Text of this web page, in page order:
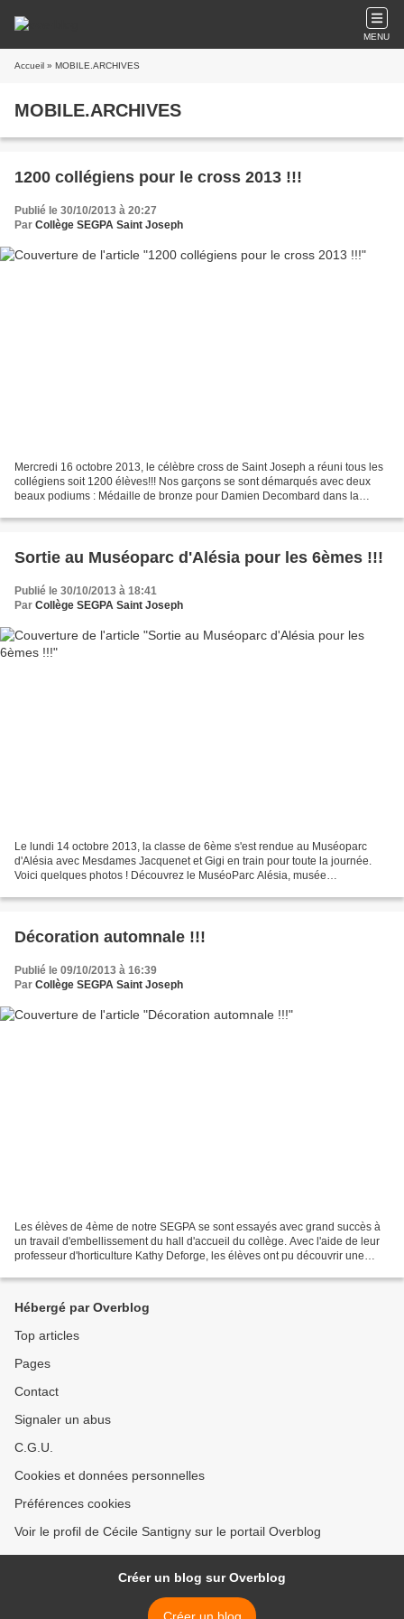
MENU
Accueil » MOBILE.ARCHIVES
MOBILE.ARCHIVES
1200 collégiens pour le cross 2013 !!!
Publié le 30/10/2013 à 20:27
Par Collège SEGPA Saint Joseph
Mercredi 16 octobre 2013, le célèbre cross de Saint Joseph a réuni tous les
collégiens soit 1200 élèves!!! Nos garçons se sont démarqués avec deux
beaux podiums : Médaille de bronze pour Damien Decombard dans la
Sortie au Muséoparc d'Alésia pour les 6èmes !!!
Publié le 30/10/2013 à 18:41
Par Collège SEGPA Saint Joseph
Le lundi 14 octobre 2013, la classe de 6ème s'est rendue au Muséoparc
d'Alésia avec Mesdames Jacquenet et Gigi en train pour toute la journée.
Voici quelques photos ! Découvrez le MuséoParc Alésia, musée
Décoration automnale !!!
Publié le 09/10/2013 à 16:39
Par Collège SEGPA Saint Joseph
Les élèves de 4ème de notre SEGPA se sont essayés avec grand succès à
un travail d'embellissement du hall d'accueil du collège. Avec l'aide de leur
professeur d'horticulture Kathy Deforge, les élèves ont pu découvrir une
Hébergé par Overblog
Top articles
Pages
Contact
Signaler un abus
C.G.U.
Cookies et données personnelles
Préférences cookies
Voir le profil de Cécile Santigny sur le portail Overblog
Créer un blog sur Overblog